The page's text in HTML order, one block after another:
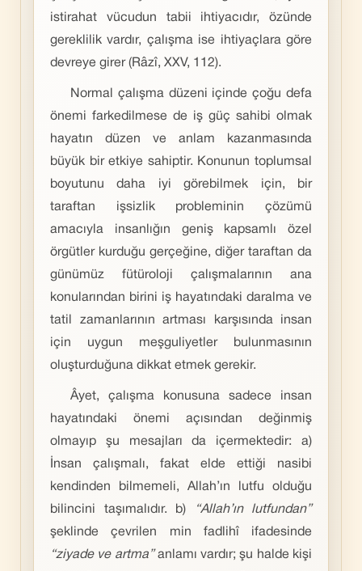
istirahat vücudun tabii ihtiyacıdır, özünde
gereklilik vardır, çalışma ise ihtiyaçlara göre
devreye girer (Râzî, XXV, 112).
Normal çalışma düzeni içinde çoğu defa
önemi farkedilmese de iş güç sahibi olmak
hayatın düzen ve anlam kazanmasında
büyük bir etkiye sahiptir. Konunun toplumsal
boyutunu daha iyi görebilmek için, bir
taraftan işsizlik probleminin çözümü
amacıyla insanlığın geniş kapsamlı özel
örgütler kurduğu gerçeğine, diğer taraftan da
günümüz fütüroloji çalışmalarının ana
konularından birini iş hayatındaki daralma ve
tatil zamanlarının artması karşısında insan
için uygun meşguliyetler bulunmasının
oluşturduğuna dikkat etmek gerekir.
Âyet, çalışma konusuna sadece insan
hayatındaki önemi açısından değinmiş
olmayıp şu mesajları da içermektedir: a)
İnsan çalışmalı, fakat elde ettiği nasibi
kendinden bilmemeli, Allah’ın lutfu olduğu
bilincini taşımalıdır. b)
“Allah’ın lutfundan”
şeklinde çevrilen min fadlihî ifadesinde
“ziyade ve artma”anlamı vardır; şu halde kişi